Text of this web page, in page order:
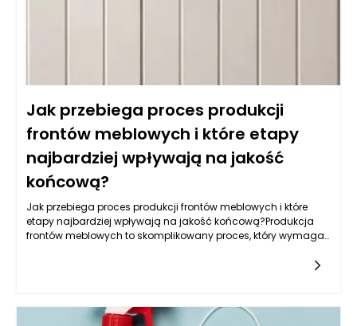
Jak przebiega proces produkcji
frontów meblowych i które etapy
najbardziej wpływają na jakość
końcową?
Jak przebiega proces produkcji frontów meblowych i które
etapy najbardziej wpływają na jakość końcową?Produkcja
frontów meblowych to skomplikowany proces, który wymaga